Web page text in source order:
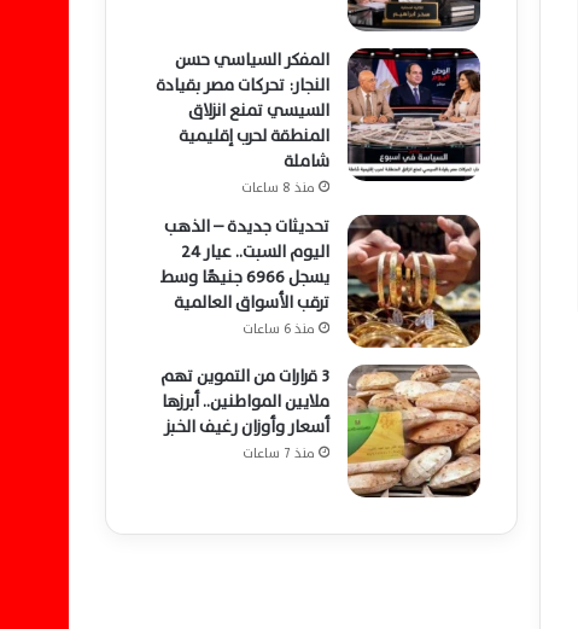
المفكر السياسي حسن
النجار: تحركات مصر بقيادة
السيسي تمنع انزلاق
المنطقة لحرب إقليمية
شاملة
منذ 8 ساعات
تحديثات جديدة – الذهب
اليوم السبت.. عيار 24
يسجل 6966 جنيهًا وسط
ترقب الأسواق العالمية
منذ 6 ساعات
3 قرارات من التموين تهم
ملايين المواطنين.. أبرزها
أسعار وأوزان رغيف الخبز
منذ 7 ساعات